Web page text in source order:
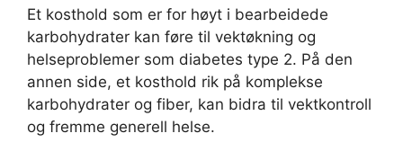
Et kosthold som er for høyt i bearbeidede
karbohydrater kan føre til vektøkning og
helseproblemer som diabetes type 2. På den
annen side, et kosthold rik på komplekse
karbohydrater og fiber, kan bidra til vektkontroll
og fremme generell helse.